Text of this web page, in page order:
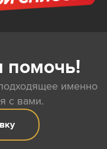
помочь!
именно
с вами.